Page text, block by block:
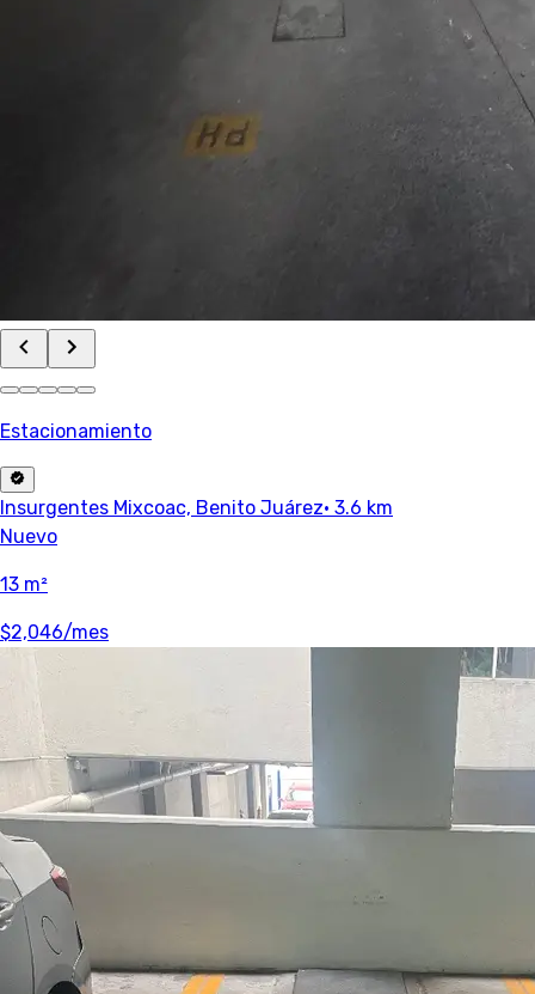
Estacionamiento
Insurgentes Mixcoac, Benito Juárez· 3.6 km
Nuevo
13 m²
$2,046/mes